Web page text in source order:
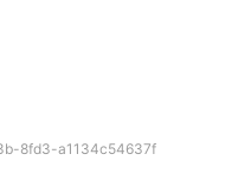
8fd3-a1134c54637f